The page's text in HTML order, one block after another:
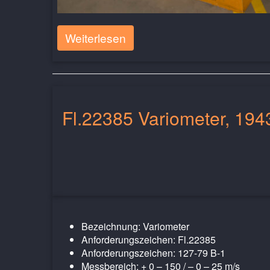
Weiterlesen
Fl.22385 Variometer,
Bezeichnung: Variometer
Anforderungszeichen: Fl.22385
Anforderungszeichen: 127-79 B-1
Messbereich: + 0 – 150 / – 0 – 25 m/s